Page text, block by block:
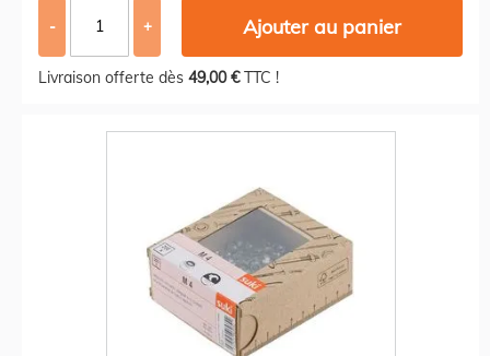
- + Ajouter au panier
Livraison offerte dès 49,00 €TTC !